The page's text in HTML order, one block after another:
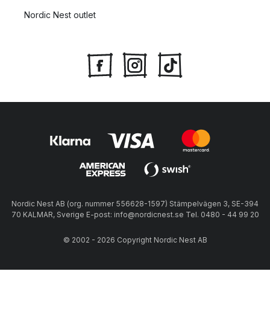
Nordic Nest outlet
Nordic Nest AB (org. nummer 556628-1597) Stämpelvägen 3, SE-394
70 KALMAR, Sverige E-post: info@nordicnest.se Tel. 0480 - 44 99 20
© 2002 - 2026 Copyright Nordic Nest AB